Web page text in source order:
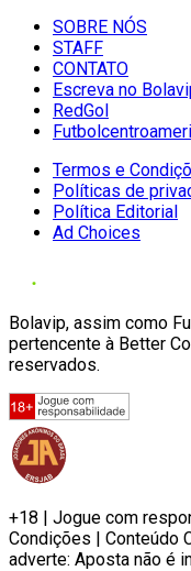
SOBRE NÓS
STAFF
CONTATO
Escreva no
RedGol
Termos e
Políticas de
Política Editorial
Ad Choices
Bolavip, assim como
pertencente à Better
reservados.
+18 | Jogue com
Condições | Conteúdo
adverte: Aposta não é